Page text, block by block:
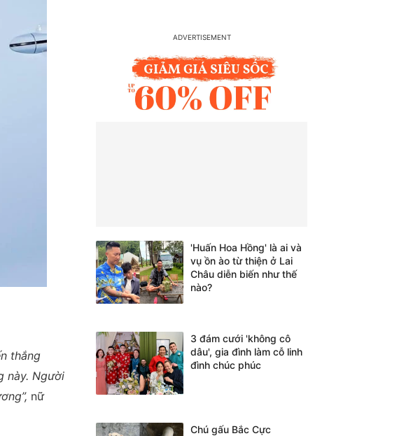
thắng
này. Người
nữ
'Huấn Hoa Hồng' là ai và
vụ ồn ào từ thiện ở Lai
Châu diễn biến như thế
nào?
3 đám cưới 'không cô
dâu', gia đình làm cỗ linh
đình chúc phúc
Chú gấu Bắc Cực